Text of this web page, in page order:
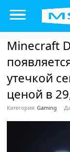
Minecraft
утечкой
ценой в
Категория: Gaming